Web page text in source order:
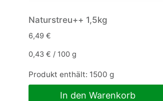
Naturstreu++ 1,5kg
6,49 €
0,43 € / 100 g
Produkt enthält: 1500 g
In den Warenkorb